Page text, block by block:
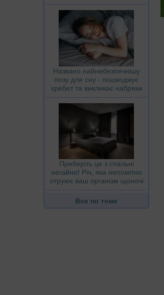
Названо найнебезпечнішу
позу для сну - пошкоджує
хребет та викликає набряки
Приберіть це з спальні
негайно! Річ, яка непомітно
отруює ваш організм щоночі
Все по теме